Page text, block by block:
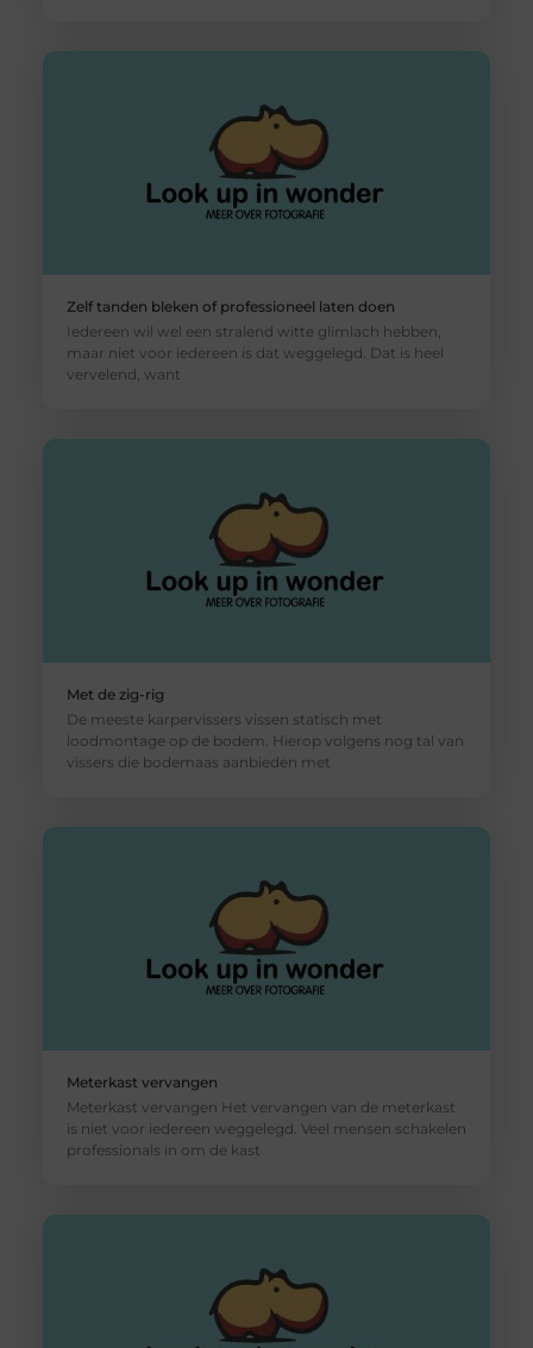
Zelf tanden bleken of professioneel laten doen
Iedereen wil wel een stralend witte glimlach hebben,
maar niet voor iedereen is dat weggelegd. Dat is heel
vervelend, want
Met de zig-rig
De meeste karpervissers vissen statisch met
loodmontage op de bodem. Hierop volgens nog tal van
vissers die bodemaas aanbieden met
Meterkast vervangen
Meterkast vervangen Het vervangen van de meterkast
is niet voor iedereen weggelegd. Veel mensen schakelen
professionals in om de kast